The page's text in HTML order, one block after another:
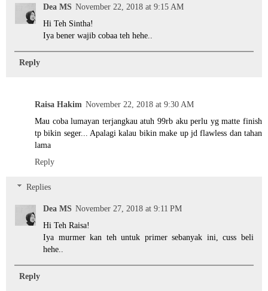
Dea MS November 22, 2018 at 9:15 AM
Hi Teh Sintha!
Iya bener wajib cobaa teh hehe..
Reply
Raisa Hakim November 22, 2018 at 9:30 AM
Mau coba lumayan terjangkau atuh 99rb aku perlu yg matte finish
tp bikin seger... Apalagi kalau bikin make up jd flawless dan tahan
lama
Reply
Replies
Dea MS November 27, 2018 at 9:11 PM
Hi Teh Raisa!
Iya murmer kan teh untuk primer sebanyak ini, cuss beli
hehe..
Reply